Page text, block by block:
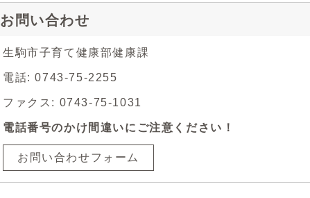
お問い合わせ
生駒市子育て健康部健康課
電話: 0743-75-2255
ファクス: 0743-75-1031
電話番号のかけ間違いにご注意ください！
お問い合わせフォーム